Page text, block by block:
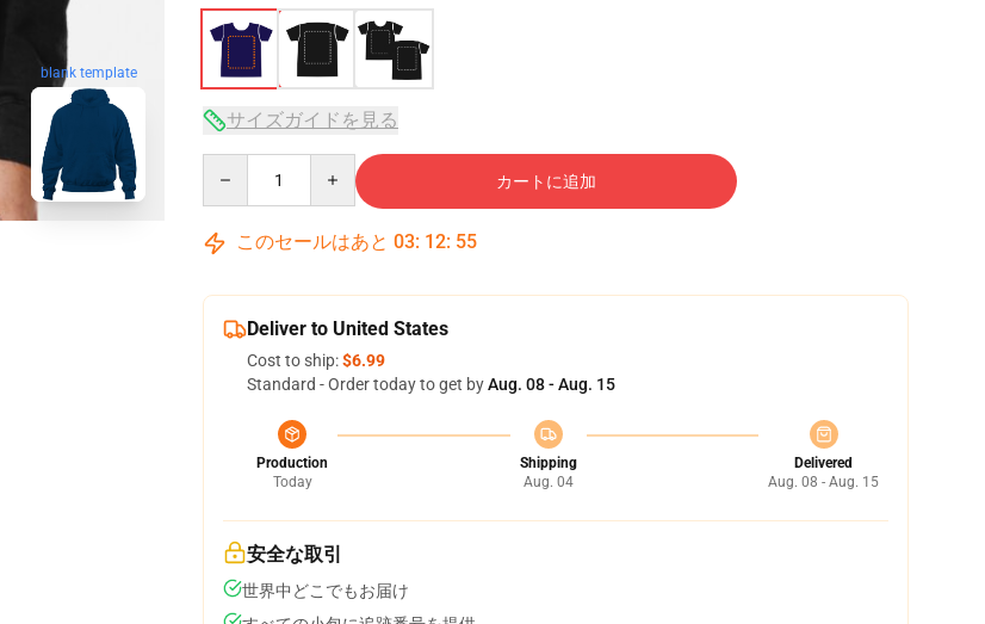
blank template
サイズガイドを見る
カートに追加
このセールはあと 03: 12: 54
Deliver to United States
Cost to ship:$6.99
Standard - Order today to get byAug. 08 - Aug. 15
Production
Today
Shipping
Aug. 04
Delivered
Aug. 08 - Aug. 15
安全な取引
世界中どこでもお届け